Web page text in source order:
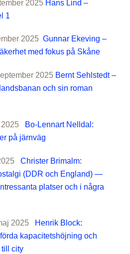
2025 Hans Lind –
1
2025Gunnar Ekeving –
med fokus på Skåne
2025 Bernt Sehlstedt –
och sin roman
2025 Bo-Lennart Nelldal:
på järnväg
2025Christer Brimalm:
(DDR och England) —
platser och i några
2025 Henrik Block:
kapacitetshöjning och
till city